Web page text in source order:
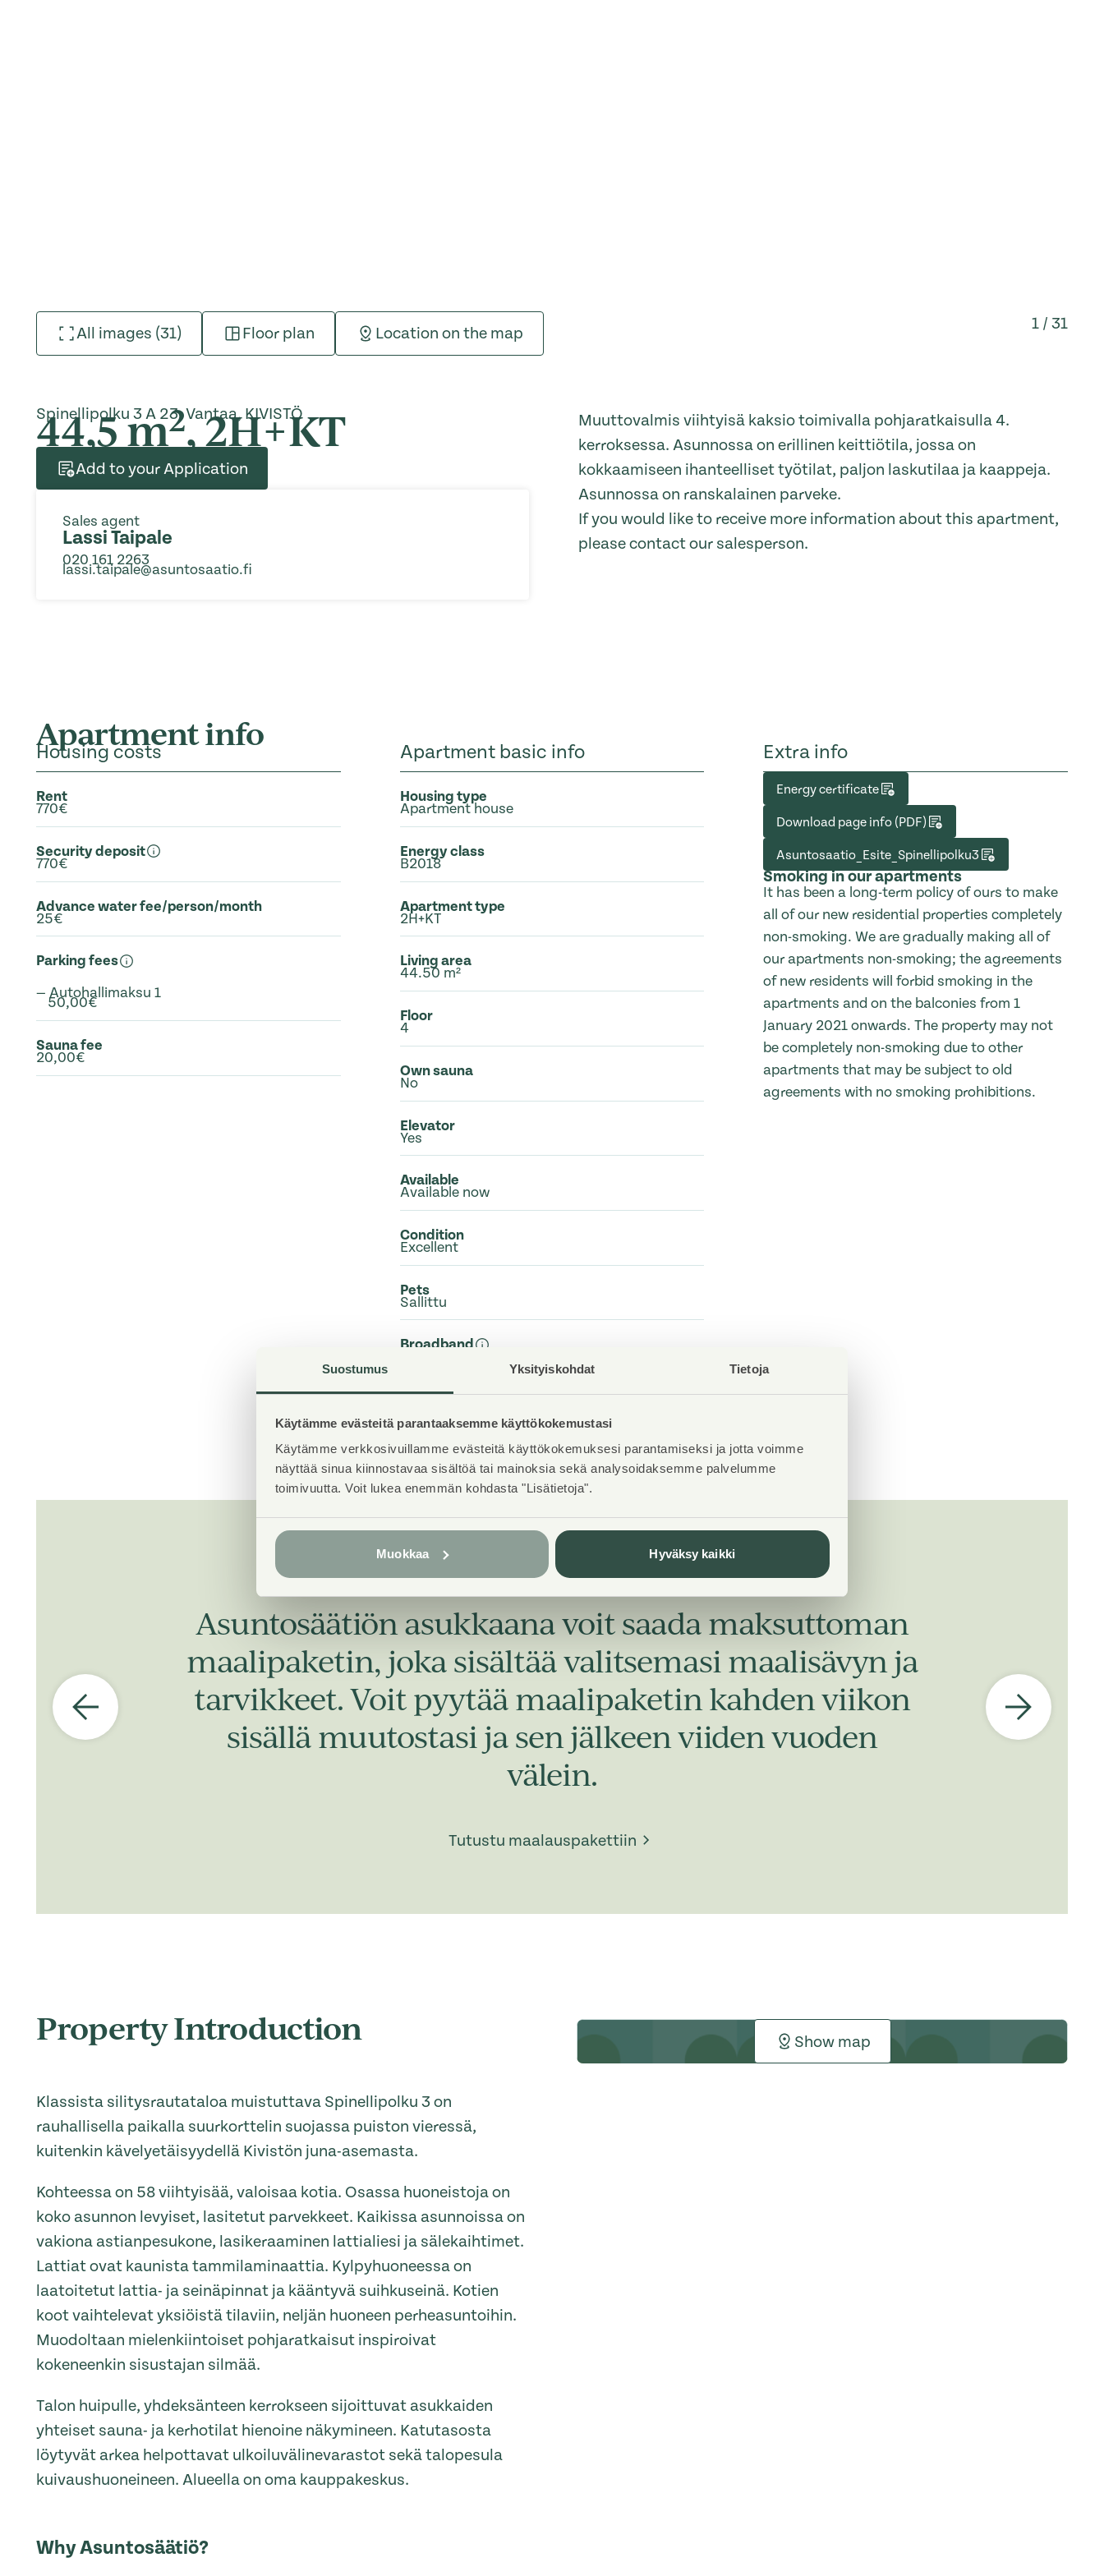
Suostumus Yksityiskohdat Tietoja
Käytämme evästeitä parantaaksemme käyttökokemustasi
Käytämme verkkosivuillamme evästeitä käyttökokemuksesi parantamiseksi ja jotta voimme
näyttää sinua kiinnostavaa sisältöä tai mainoksia sekä analysoidaksemme palvelumme
toimivuutta. Voit lukea enemmän kohdasta "Lisätietoja".
Muokkaa Hyväksy kaikki
All images (31) Floor plan Location on the map
1 / 31
Spinellipolku 3 A 23, Vantaa, KIVISTÖ
44,5 m2, 2H+KT
Add to your Application
Sales agent
Lassi Taipale
020 161 2263
lassi.taipale@asuntosaatio.fi
Muuttovalmis viihtyisä kaksio toimivalla pohjaratkaisulla 4.
kerroksessa. Asunnossa on erillinen keittiötila, jossa on
kokkaamiseen ihanteelliset työtilat, paljon laskutilaa ja kaappeja.
Asunnossa on ranskalainen parveke.
If you would like to receive more information about this apartment,
please contact our salesperson.
Apartment info
Housing costs
Rent
770€
Security deposit
770€
Advance water fee/person/month
25€
Parking fees
— Autohallimaksu 1
50,00€
Sauna fee
20,00€
Apartment basic info
Housing type
Apartment house
Energy class
B2018
Apartment type
2H+KT
Living area
44.50 m²
Floor
4
Own sauna
No
Elevator
Yes
Available
Available now
Condition
Excellent
Pets
Sallittu
Broadband
Extra info
Energy certificate
Download page info (PDF)
Asuntosaatio_Esite_Spinellipolku3
Smoking in our apartments
It has been a long-term policy of ours to make
all of our new residential properties completely
non-smoking. We are gradually making all of
our apartments non-smoking; the agreements
of new residents will forbid smoking in the
apartments and on the balconies from 1
January 2021 onwards. The property may not
be completely non-smoking due to other
apartments that may be subject to old
agreements with no smoking prohibitions.
Ilmaisella maalauspaketilla omannäköinen koti!
Asuntosäätiön asukkaana voit saada maksuttoman
maalipaketin, joka sisältää valitsemasi maalisävyn ja
tarvikkeet. Voit pyytää maalipaketin kahden viikon
sisällä muutostasi ja sen jälkeen viiden vuoden
välein.
Tutustu maalauspakettiin
Property Introduction
Klassista silitysrautataloa muistuttava Spinellipolku 3 on
rauhallisella paikalla suurkorttelin suojassa puiston vieressä,
kuitenkin kävelyetäisyydellä Kivistön juna-asemasta.
Kohteessa on 58 viihtyisää, valoisaa kotia. Osassa huoneistoja on
koko asunnon levyiset, lasitetut parvekkeet. Kaikissa asunnoissa on
vakiona astianpesukone, lasikeraaminen lattialiesi ja sälekaihtimet.
Lattiat ovat kaunista tammilaminaattia. Kylpyhuoneessa on
laatoitetut lattia- ja seinäpinnat ja kääntyvä suihkuseinä. Kotien
koot vaihtelevat yksiöistä tilaviin, neljän huoneen perheasuntoihin.
Muodoltaan mielenkiintoiset pohjaratkaisut inspiroivat
kokeneenkin sisustajan silmää.
Talon huipulle, yhdeksänteen kerrokseen sijoittuvat asukkaiden
yhteiset sauna- ja kerhotilat hienoine näkymineen. Katutasosta
löytyvät arkea helpottavat ulkoiluvälinevarastot sekä talopesula
kuivaushuoneineen. Alueella on oma kauppakeskus.
Why Asuntosäätiö?
Show map